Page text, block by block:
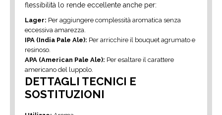
flessibilità lo rende eccellente anche per:
Lager: Per aggiungere complessità aromatica senza
eccessiva amarezza.
IPA (India Pale Ale): Per arricchire il bouquet agrumato e
resinoso.
APA (American Pale Ale): Per esaltare il carattere
americano del luppolo.
DETTAGLI TECNICI E
SOSTITUZIONI